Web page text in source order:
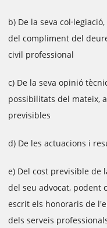
b) De la seva
del compliment del
civil professional
c) De la seva opinió
possibilitats del mateix,
previsibles
d) De les actuacions i
e) Del cost previsible de
del seu advocat, podent
escrit els honoraris de
dels serveis